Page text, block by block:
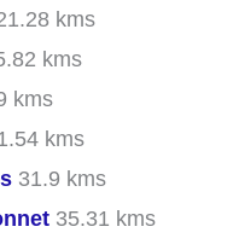
kms
kms
kms
kms
31.9 kms
35.31 kms